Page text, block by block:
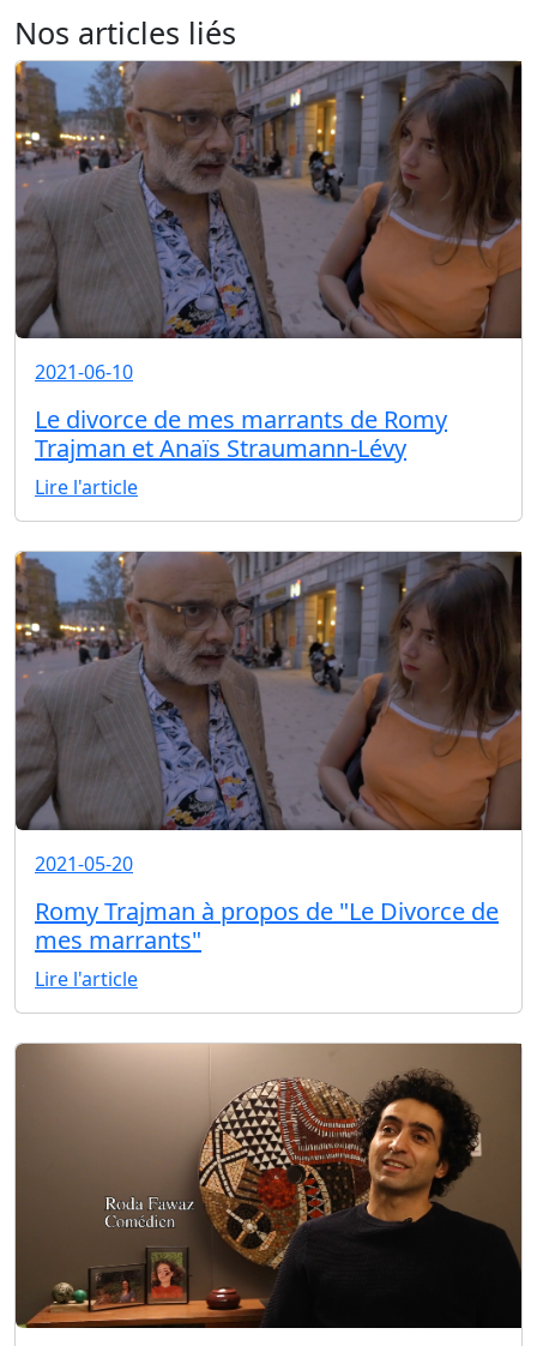
Nos articles liés
2021-06-10
Le divorce de mes marrants de Romy
Trajman et Anaïs Straumann-Lévy
Lire l'article
2021-05-20
Romy Trajman à propos de "Le Divorce de
mes marrants"
Lire l'article